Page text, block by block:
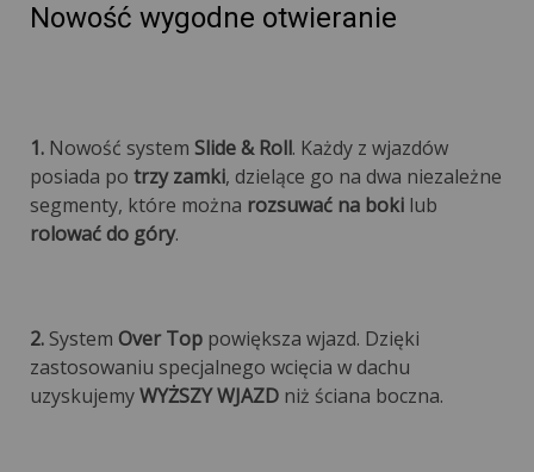
Nowość wygodne otwieranie
1. Nowość system Slide & Roll. Każdy z wjazdów
posiada po trzy zamki, dzielące go na dwa niezależne
segmenty, które można rozsuwać na boki lub
rolować do góry.
2. System Over Top powiększa wjazd. Dzięki
zastosowaniu specjalnego wcięcia w dachu
uzyskujemyWYŻSZY WJAZD niż ściana boczna.